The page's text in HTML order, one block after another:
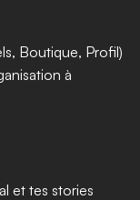
Boutique, Profil)
à
et tes stories